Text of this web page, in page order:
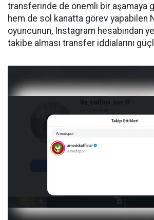
transferinde de önemli bir aşamaya
hem de sol kanatta görev yapabilen
oyuncunun, Instagram hesabından
takibe alması transfer iddialarını